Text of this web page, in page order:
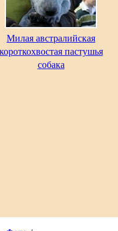
Милая австралийская
короткохвостая пастушья
собака